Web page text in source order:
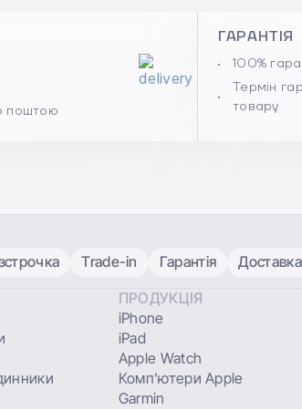
поштою
ГАРАНТІЯ
100%
Термін
товару
Trade-in Гарантія
ПРОДУКЦІЯ
iPhone
iPad
Apple Watch
Комп'ютери Apple
Garmin